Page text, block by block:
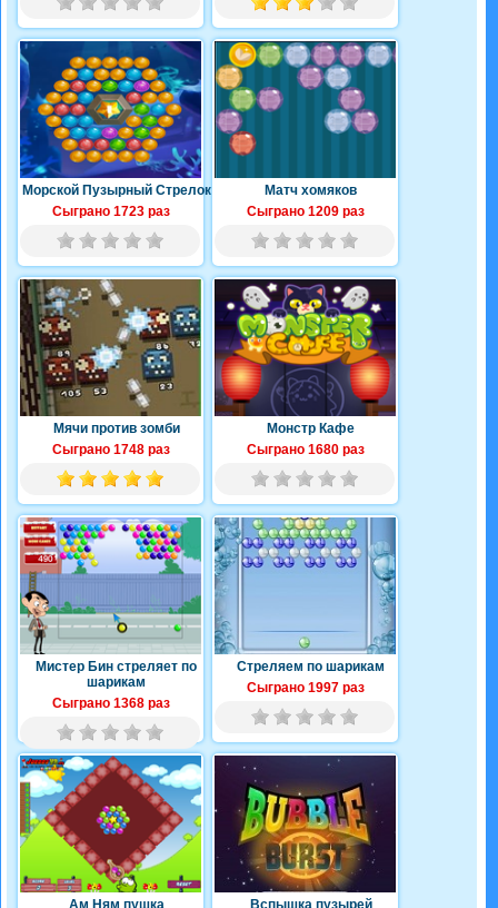
Морской Пузырный Стрелок
Сыграно 1723 раз
Матч хомяков
Сыграно 1209 раз
Мячи против зомби
Сыграно 1748 раз
Монстр Кафе
Сыграно 1680 раз
Мистер Бин стреляет по
шарикам
Сыграно 1368 раз
Стреляем по шарикам
Сыграно 1997 раз
Ам Ням пушка Вспышка пузырей